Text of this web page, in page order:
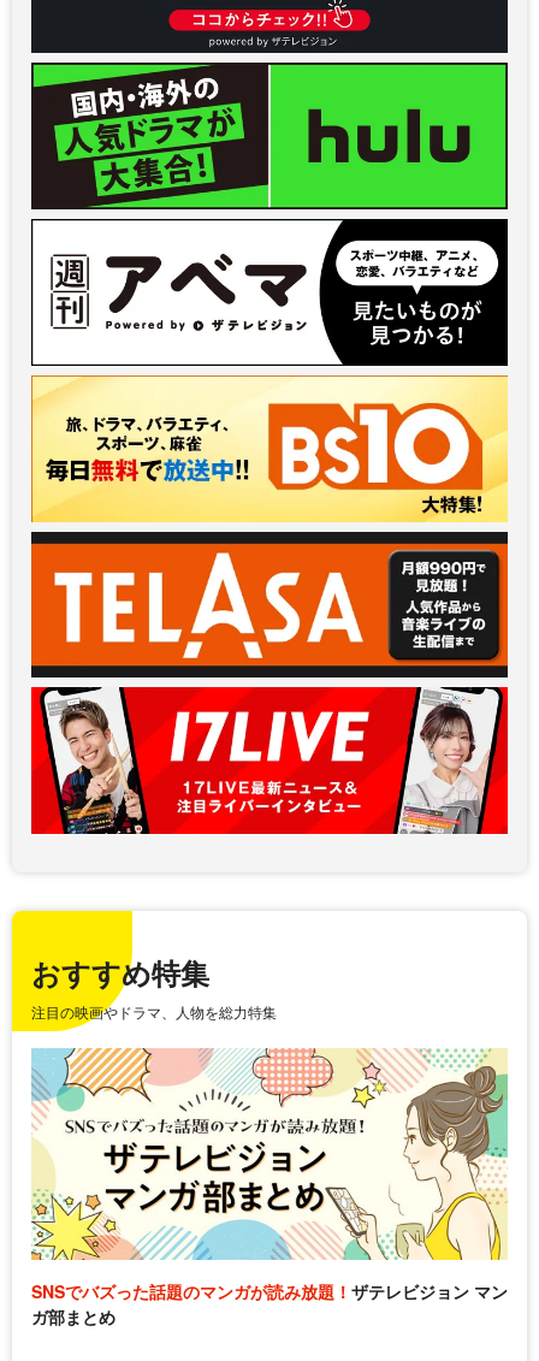
おすすめ特集
注目の映画やドラマ、人物を総力特集
SNSでバズった話題のマンガが読み放題！ ザテレビジョン マン
ガ部まとめ